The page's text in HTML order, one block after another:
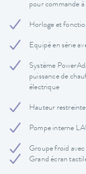
pour commande
Horloge et
Equipé en série
Système
puissance de
électrique
Hauteur
Pompe interne
Groupe froid
Grand écran